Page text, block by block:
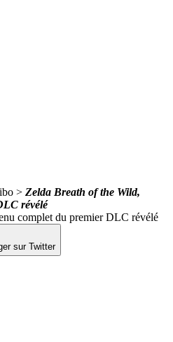
> Zelda Breath of the Wild,
révélé
complet du premier DLC révélé
sur Twitter